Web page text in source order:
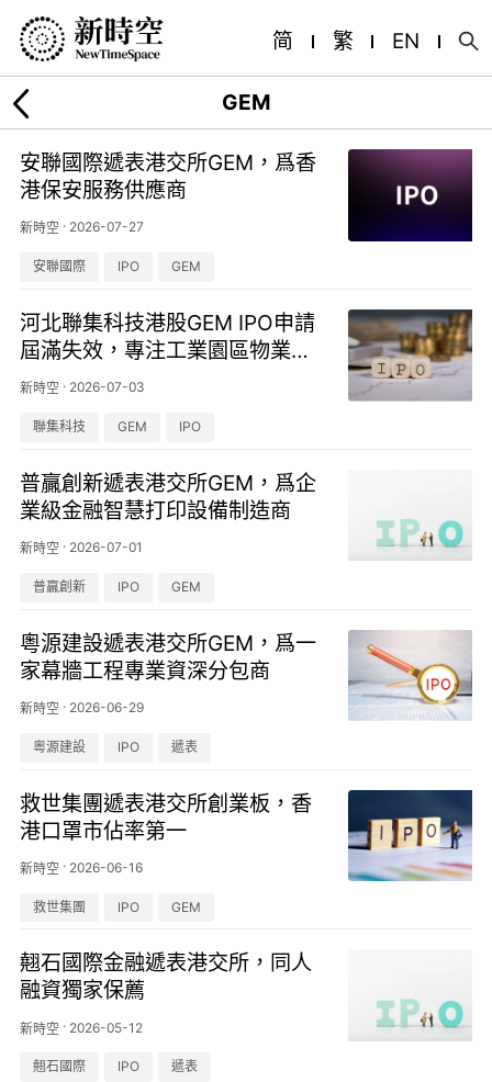
简 繁 EN
GEM
安聯國際遞表港交所GEM，爲香
港保安服務供應商
新時空· 2026-07-27
安聯國際 IPO GEM
河北聯集科技港股GEM IPO申請
屆滿失效，專注工業園區物業管
理
新時空· 2026-07-03
聯集科技 GEM IPO
普贏創新遞表港交所GEM，爲企
業級金融智慧打印設備制造商
新時空· 2026-07-01
普贏創新 IPO GEM
粵源建設遞表港交所GEM，爲一
家幕牆工程專業資深分包商
新時空· 2026-06-29
粵源建設 IPO 遞表
救世集團遞表港交所創業板，香
港口罩市佔率第一
新時空· 2026-06-16
救世集團 IPO GEM
翹石國際金融遞表港交所，同人
融資獨家保薦
新時空· 2026-05-12
翹石國際 IPO 遞表